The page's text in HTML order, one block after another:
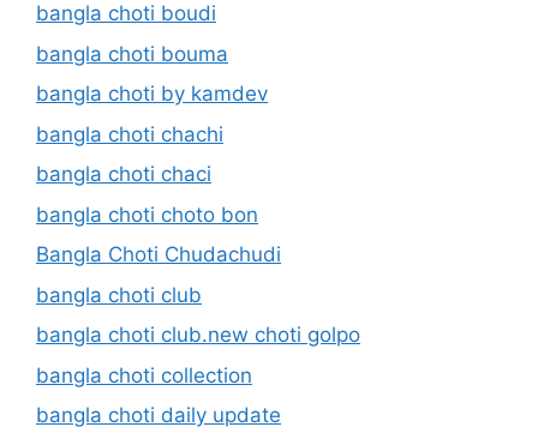
bangla choti boudi
bangla choti bouma
bangla choti by kamdev
bangla choti chachi
bangla choti chaci
bangla choti choto bon
Bangla Choti Chudachudi
bangla choti club
bangla choti club.new choti golpo
bangla choti collection
bangla choti daily update